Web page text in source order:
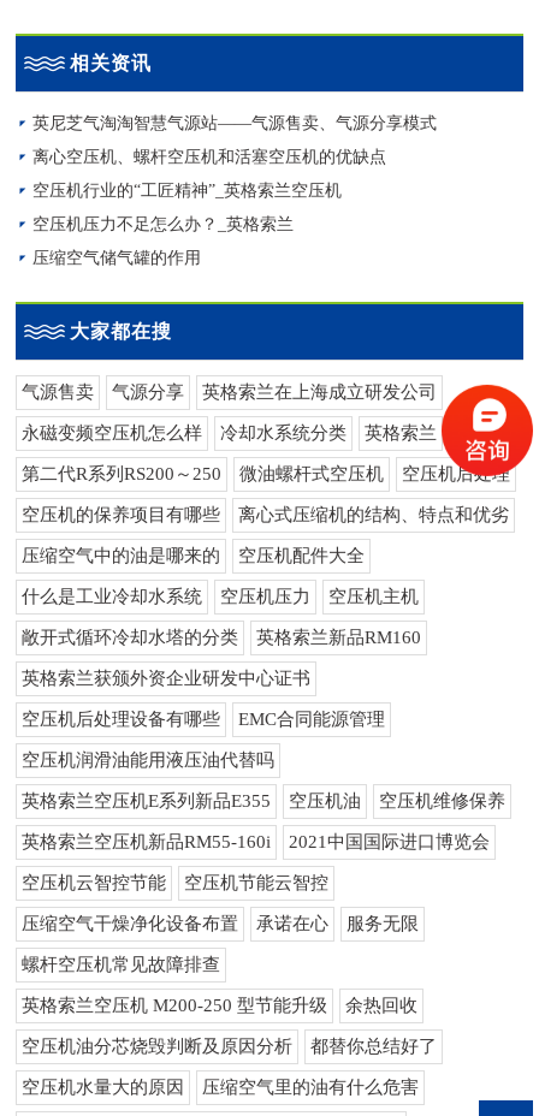
相关资讯
英尼芝气淘淘智慧气源站——气源售卖、气源分享模式
离心空压机、螺杆空压机和活塞空压机的优缺点
空压机行业的“工匠精神”_英格索兰空压机
空压机压力不足怎么办？_英格索兰
压缩空气储气罐的作用
大家都在搜
气源售卖 气源分享 英格索兰在上海成立研发公司
永磁变频空压机怎么样 冷却水系统分类 英格索兰
第二代R系列RS200～250 微油螺杆式空压机 空压机后处理
空压机的保养项目有哪些 离心式压缩机的结构、特点和优劣
压缩空气中的油是哪来的 空压机配件大全
什么是工业冷却水系统 空压机压力 空压机主机
敞开式循环冷却水塔的分类 英格索兰新品RM160
英格索兰获颁外资企业研发中心证书
空压机后处理设备有哪些 EMC合同能源管理
空压机润滑油能用液压油代替吗
英格索兰空压机E系列新品E355 空压机油 空压机维修保养
英格索兰空压机新品RM55-160i 2021中国国际进口博览会
空压机云智控节能 空压机节能云智控
压缩空气干燥净化设备布置 承诺在心 服务无限
螺杆空压机常见故障排查
英格索兰空压机 M200-250 型节能升级 余热回收
空压机油分芯烧毁判断及原因分析 都替你总结好了
空压机水量大的原因 压缩空气里的油有什么危害